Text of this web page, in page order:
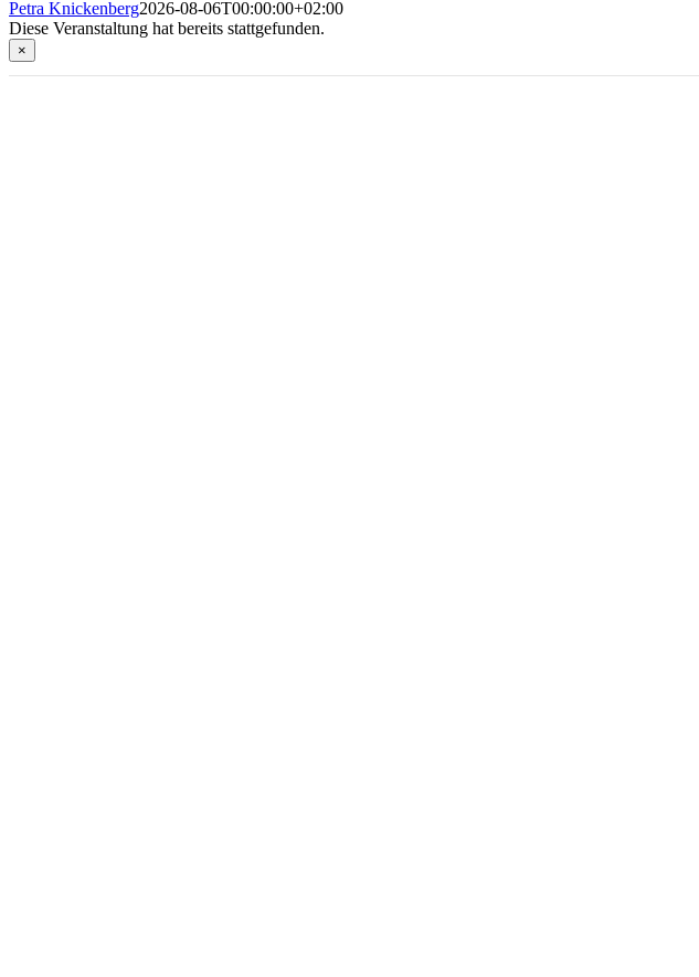
Petra Knickenberg2026-08-06T00:00:00+02:00
Diese Veranstaltung hat bereits stattgefunden.
×